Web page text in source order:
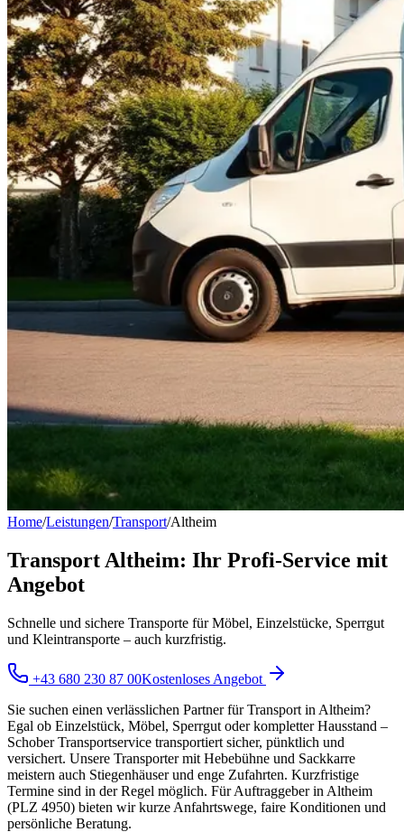
Home/Leistungen/Transport/Altheim
Transport Altheim: Ihr Profi-Service mit
Angebot
Schnelle und sichere Transporte für Möbel, Einzelstücke, Sperrgut
und Kleintransporte – auch kurzfristig.
+43 680 230 87 00Kostenloses Angebot
Sie suchen einen verlässlichen Partner für Transport in Altheim?
Egal ob Einzelstück, Möbel, Sperrgut oder kompletter Hausstand –
Schober Transportservice transportiert sicher, pünktlich und
versichert. Unsere Transporter mit Hebebühne und Sackkarre
meistern auch Stiegenhäuser und enge Zufahrten. Kurzfristige
Termine sind in der Regel möglich. Für Auftraggeber in Altheim
(PLZ 4950) bieten wir kurze Anfahrtswege, faire Konditionen und
persönliche Beratung.